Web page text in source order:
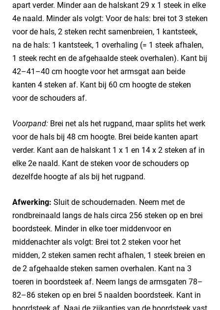
apart verder. Minder aan de halskant 29 x 1 steek in elke
4e naald. Minder als volgt: Voor de hals: brei tot 3 steken
voor de hals, 2 steken recht samenbreien, 1 kantsteek,
na de hals: 1 kantsteek, 1 overhaling (= 1 steek afhalen,
1 steek recht en de afgehaalde steek overhalen). Kant bij
42–41–40 cm hoogte voor het armsgat aan beide
kanten 4 steken af. Kant bij 60 cm hoogte de steken
voor de schouders af.
Voorpand: Brei net als het rugpand, maar splits het werk
voor de hals bij 48 cm hoogte. Brei beide kanten apart
verder. Kant aan de halskant 1 x 1 en 14 x 2 steken af in
elke 2e naald. Kant de steken voor de schouders op
dezelfde hoogte af als bij het rugpand.
Afwerking: Sluit de schoudernaden. Neem met de
rondbreinaald langs de hals circa 256 steken op en brei
boordsteek. Minder in elke toer middenvoor en
middenachter als volgt: Brei tot 2 steken voor het
midden, 2 steken samen recht afhalen, 1 steek breien en
de 2 afgehaalde steken samen overhalen. Kant na 3
toeren in boordsteek af. Neem langs de armsgaten 78–
82–86 steken op en brei 5 naalden boordsteek. Kant in